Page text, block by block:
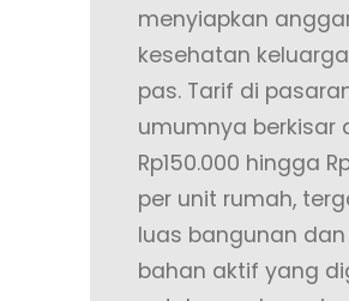
menyiapkan
kesehatan
pas. Tarif di
umumnya berkisar
Rp150.000 hingga
per unit rumah,
luas bangunan dan
bahan aktif yang